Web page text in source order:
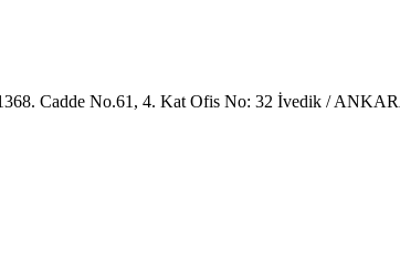
Cadde No.61, 4. Kat Ofis No: 32 İvedik /